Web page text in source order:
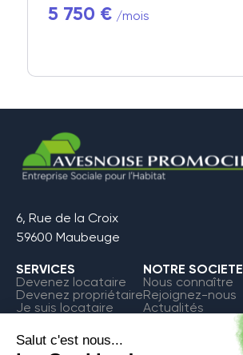
5 750 € /mois
6, Rue de la Croix
59600 Maubeuge
SERVICES
Devenez locataire
Devenez propriétaire
Je suis locataire
NOTRE SOCIETE
Nous connaître
Rejoignez-nous
Actualités